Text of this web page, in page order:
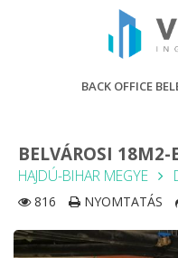
BACK OFFICE
BELVÁROSI 18M2-
HAJDÚ-BIHAR MEGYE
816 NYOMTATÁS